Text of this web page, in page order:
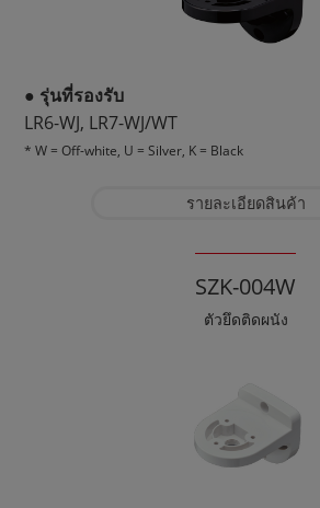
● รุ่นที่รองรับ
LR6-WJ, LR7-WJ/WT
* W = Off-white, U = Silver, K = Black
รายละเอียดสินค้า
SZK-004W
ตัวยึดติดผนัง